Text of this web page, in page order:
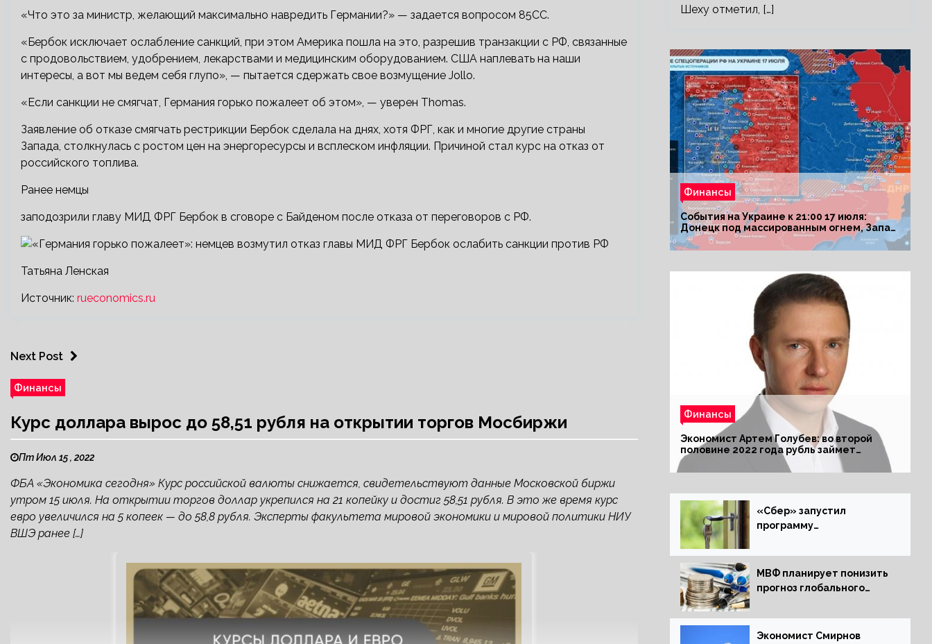
«Что это за министр, желающий максимально навредить Германии?» — задается вопросом 85CC.
«Бербок исключает ослабление санкций, при этом Америка пошла на это, разрешив транзакции с РФ, связанные
с продовольствием, удобрением, лекарствами и медицинским оборудованием. США наплевать на наши
интересы, а вот мы ведем себя глупо», — пытается сдержать свое возмущение Jollo.
«Если санкции не смягчат, Германия горько пожалеет об этом», — уверен Thomas.
Заявление об отказе смягчать рестрикции Бербок сделала на днях, хотя ФРГ, как и многие другие страны
Запада, столкнулась с ростом цен на энергоресурсы и всплеском инфляции. Причиной стал курс на отказ от
российского топлива.
Ранее немцы
заподозрили главу МИД ФРГ Бербок в сговоре с Байденом после отказа от переговоров с РФ.
Татьяна Ленская
Источник: rueconomics.ru
Next Post
Финансы
Курс доллара вырос до 58,51 рубля на открытии торгов Мосбиржи
Пт Июл 15 , 2022
ФБА «Экономика сегодня» Курс российской валюты снижается, свидетельствуют данные Московской биржи
утром 15 июля. На открытии торгов доллар укрепился на 21 копейку и достиг 58,51 рубля. В это же время курс
евро увеличился на 5 копеек — до 58,8 рубля. Эксперты факультета мировой экономики и мировой политики НИУ
ВШЭ ранее […]
Шеху отметил, […]
Финансы
События на Украине к 21:00 17 июля:
Донецк под массированным огнем, Запад
поставил Киеву ультиматум
Финансы
Экономист Артем Голубев: во второй
половине 2022 года рубль займет
комфортный курс
«Сбер» запустил
программу
ипотечных займов
МВФ планирует понизить
прогноз глобального
следующем отчете
Экономист Смирнов